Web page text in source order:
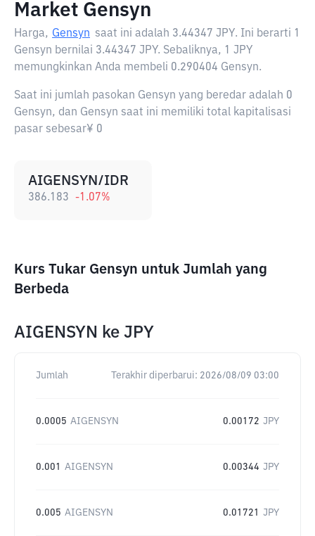
Market Gensyn
Harga, Gensyn saat ini adalah 3.44347 JPY. Ini berarti 1
Gensyn bernilai 3.44347 JPY. Sebaliknya, 1 JPY
memungkinkan Anda membeli 0.290404 Gensyn.
Saat ini jumlah pasokan Gensyn yang beredar adalah 0
Gensyn, dan Gensyn saat ini memiliki total kapitalisasi
pasar sebesar¥ 0
AIGENSYN/IDR
386.183 -1.07%
Kurs Tukar Gensyn untuk Jumlah yang
Berbeda
AIGENSYN ke JPY
Jumlah Terakhir diperbarui: 2026/08/09 03:00
0.0005 AIGENSYN 0.00172 JPY
0.001 AIGENSYN 0.00344 JPY
0.005 AIGENSYN 0.01721 JPY